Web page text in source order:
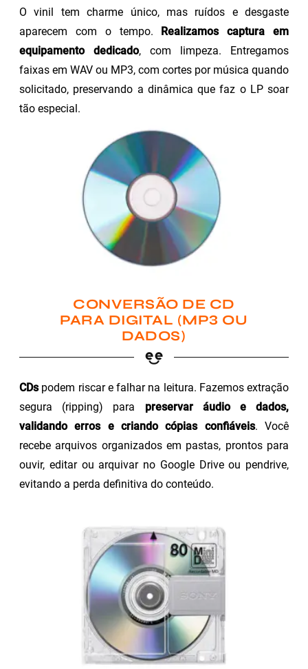
O vinil tem charme único, mas ruídos e desgaste
aparecem com o tempo.
Realizamos captura em
equipamento dedicado, com limpeza. Entregamos
faixas em WAV ou MP3, com cortes por música quando
solicitado, preservando a dinâmica que faz o LP soar
tão especial.
CONVERSÃO DE CD
PARA DIGITAL (MP3 OU
DADOS)
CDspodem riscar e falhar na leitura. Fazemos extração
segura (ripping) para preservar áudio e dados,
validando erros e criando cópias confiáveis. Você
recebe arquivos organizados em pastas, prontos para
ouvir, editar ou arquivar no Google Drive ou pendrive,
evitando a perda definitiva do conteúdo.